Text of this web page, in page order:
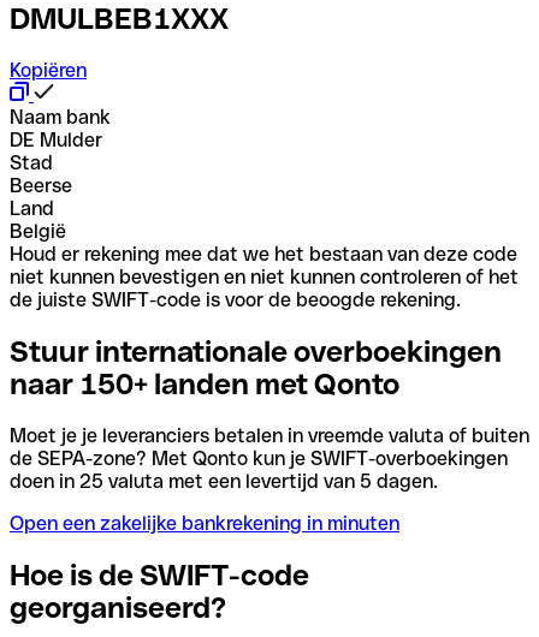
DMULBEB1XXX
Kopiëren
Naam bank
DE Mulder
Stad
Beerse
Land
België
Houd er rekening mee dat we het bestaan van deze code
niet kunnen bevestigen en niet kunnen controleren of het
de juiste SWIFT-code is voor de beoogde rekening.
Stuur internationale overboekingen
naar 150+ landen met Qonto
Moet je je leveranciers betalen in vreemde valuta of buiten
de SEPA-zone? Met Qonto kun je SWIFT-overboekingen
doen in 25 valuta met een levertijd van 5 dagen.
Open een zakelijke bankrekening in minuten
Hoe is de SWIFT-code
georganiseerd?